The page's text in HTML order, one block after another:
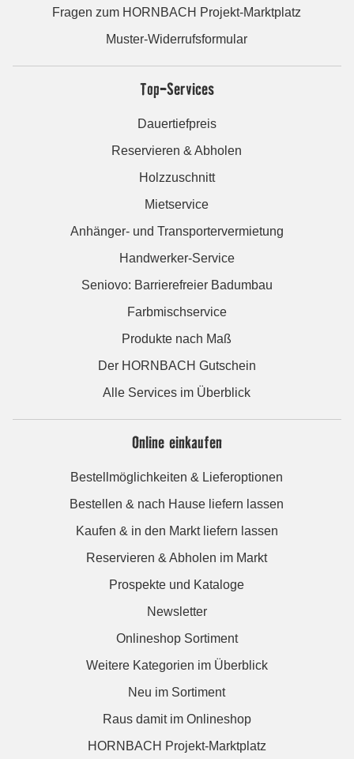
Fragen zum HORNBACH Projekt-Marktplatz
Muster-Widerrufsformular
Top-Services
Dauertiefpreis
Reservieren & Abholen
Holzzuschnitt
Mietservice
Anhänger- und Transportervermietung
Handwerker-Service
Seniovo: Barrierefreier Badumbau
Farbmischservice
Produkte nach Maß
Der HORNBACH Gutschein
Alle Services im Überblick
Online einkaufen
Bestellmöglichkeiten & Lieferoptionen
Bestellen & nach Hause liefern lassen
Kaufen & in den Markt liefern lassen
Reservieren & Abholen im Markt
Prospekte und Kataloge
Newsletter
Onlineshop Sortiment
Weitere Kategorien im Überblick
Neu im Sortiment
Raus damit im Onlineshop
HORNBACH Projekt-Marktplatz